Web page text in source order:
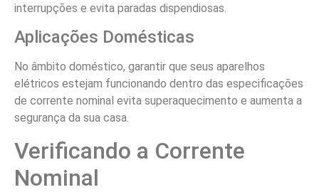
interrupções e evita paradas dispendiosas.
Aplicações Domésticas
No âmbito doméstico, garantir que seus aparelhos
elétricos estejam funcionando dentro das especificações
de corrente nominal evita superaquecimento e aumenta a
segurança da sua casa.
Verificando a Corrente
Nominal